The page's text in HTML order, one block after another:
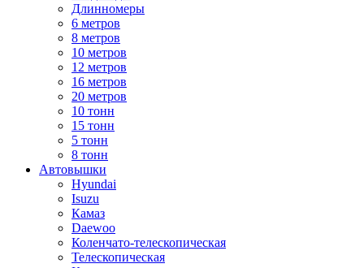
Длинномеры
6 метров
8 метров
10 метров
12 метров
16 метров
20 метров
10 тонн
15 тонн
5 тонн
8 тонн
Автовышки
Hyundai
Isuzu
Камаз
Daewoo
Коленчато-телескопическая
Телескопическая